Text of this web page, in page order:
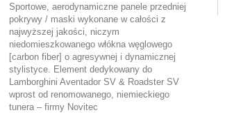
Sportowe, aerodynamiczne panele przedniej
pokrywy / maski wykonane w całości z
najwyższej jakości, niczym
niedomieszkowanego włókna węglowego
[carbon fiber] o agresywnej i dynamicznej
stylistyce. Element dedykowany do
Lamborghini Aventador SV & Roadster SV
wprost od renomowanego, niemieckiego
tunera – firmy Novitec